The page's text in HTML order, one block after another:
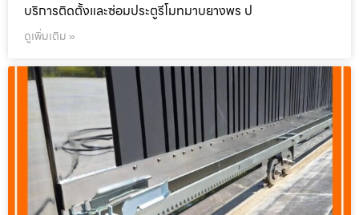
บริการติดตั้งและซ่อมประตูรีโมทมาบยางพร ป
ดูเพิ่มเติม »